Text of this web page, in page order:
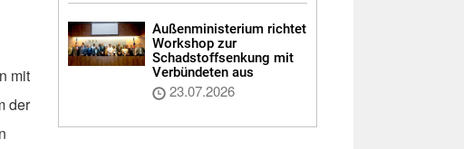
mit
der
Außenministerium richtet
Workshop zur
Schadstoffsenkung mit
Verbündeten aus
23.07.2026